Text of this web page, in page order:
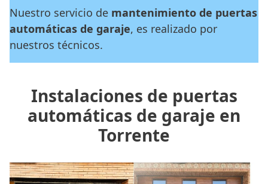
Nuestro servicio de mantenimiento de puertas
automáticas de garaje, es realizado por
nuestros técnicos.
Instalaciones de puertas
automáticas de garaje en
Torrente